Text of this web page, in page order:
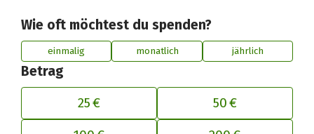
Wie oft möchtest du spenden?
einmalig monatlich jährlich
Betrag
25 €
50 €